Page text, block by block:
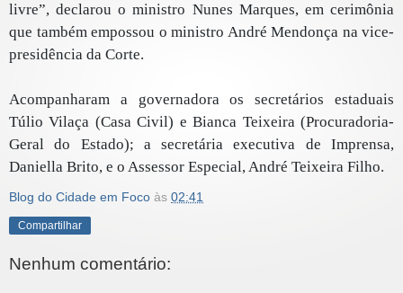
livre”, declarou o ministro Nunes Marques, em cerimônia
que também empossou o ministro André Mendonça na vice-
presidência da Corte.
Acompanharam a governadora os secretários estaduais
Túlio Vilaça (Casa Civil) e Bianca Teixeira (Procuradoria-
Geral do Estado); a secretária executiva de Imprensa,
Daniella Brito, e o Assessor Especial, André Teixeira Filho.
Blog do Cidade em Foco às 02:41
Compartilhar
Nenhum comentário: